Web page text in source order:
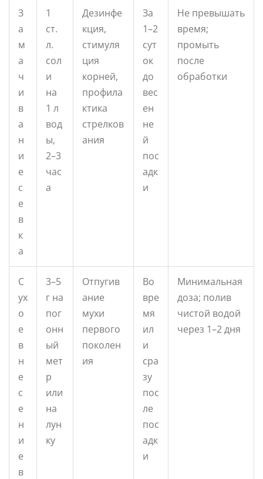
З
а
м
а
ч
и
в
а
н
и
е
с
е
в
к
а
1
ст.
л.
сол
и
на
1 л
вод
ы,
2–3
час
а
Дезинфе
кция,
стимуля
ция
корней,
профила
ктика
стрелков
ания
За
1–2
сут
ок
до
вес
ен
не
й
пос
адк
и
Не превышать
время;
промыть
после
обработки
С
ух
о
е
в
н
е
с
е
н
и
е
в
3–5
г на
пог
онн
ый
мет
р
или
на
лун
ку
Отпугив
ание
мухи
первого
поколен
ия
Во
вре
мя
ил
и
сра
зу
пос
ле
пос
адк
и
Минимальная
доза; полив
чистой водой
через 1–2 дня